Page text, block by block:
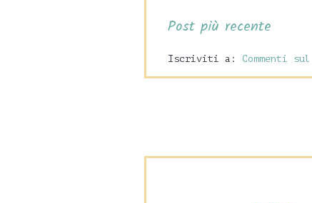
Post più recente
Iscriviti a: Commenti